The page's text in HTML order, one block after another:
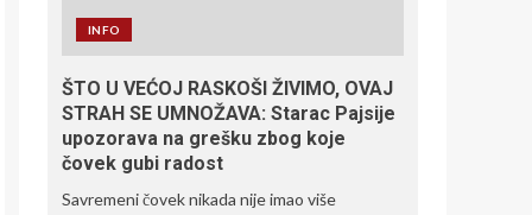
INFO
ŠTO U VEĆOJ RASKOŠI ŽIVIMO, OVAJ
STRAH SE UMNOŽAVA: Starac Pajsije
upozorava na grešku zbog koje
čovek gubi radost
Savremeni čovek nikada nije imao više